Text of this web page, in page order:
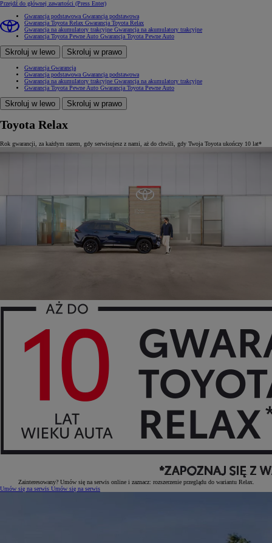
Przejdź do głównej zawartości (Press Enter)
Gwarancja podstawowa Gwarancja podstawowa
Gwarancja Toyota Relax Gwarancja Toyota Relax
Gwarancja na akumulatory trakcyjne Gwarancja na akumulatory trakcyjne
Gwarancja Toyota Pewne Auto Gwarancja Toyota Pewne Auto
Skroluj w lewo Skroluj w prawo
Gwarancja Gwarancja
Gwarancja podstawowa Gwarancja podstawowa
Gwarancja na akumulatory trakcyjne Gwarancja na akumulatory trakcyjne
Gwarancja Toyota Pewne Auto Gwarancja Toyota Pewne Auto
Skroluj w lewo Skroluj w prawo
Toyota Relax
Rok gwarancji, za każdym razem, gdy serwisujesz z nami, aż do chwili, gdy Twoja Toyota ukończy 10 lat*
Zainteresowany? Umów się na serwis online i zaznacz: rozszerzenie przeglądu do wariantu Relax.
Umów się na serwis Umów się na serwis